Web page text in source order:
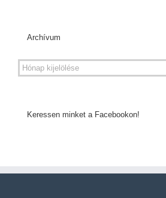
Archívum
Keressen minket a Facebookon!